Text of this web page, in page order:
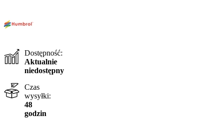
Dostępność:
Aktualnie
niedostępny
Czas
wysyłki:
48
godzin